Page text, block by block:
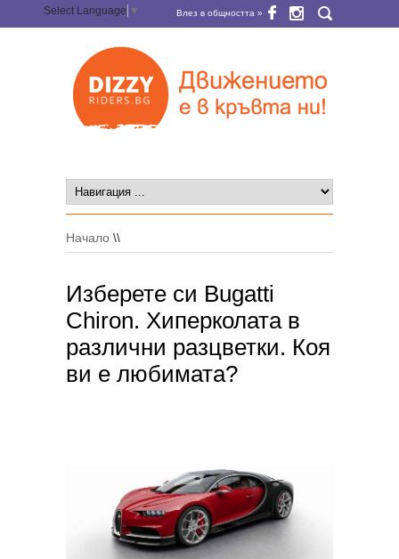
Select Language ▼ Влез в общността »
Начало \\
Изберете си Bugatti
Chiron. Хиперколата в
различни разцветки. Коя
ви е любимата?